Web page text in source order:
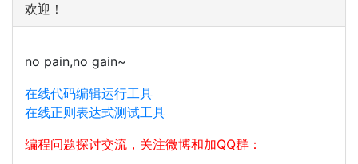
欢迎！
no pain,no gain~
在线代码编辑运行工具
在线正则表达式测试工具
编程问题探讨交流，关注微博和加QQ群：